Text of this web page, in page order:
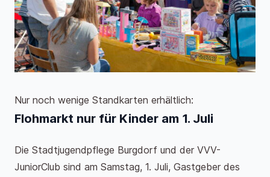
Nur noch wenige Standkarten erhältlich:
Flohmarkt nur für Kinder am 1. Juli
Die Stadtjugendpflege Burgdorf und der VVV-
JuniorClub sind am Samstag, 1. Juli, Gastgeber des